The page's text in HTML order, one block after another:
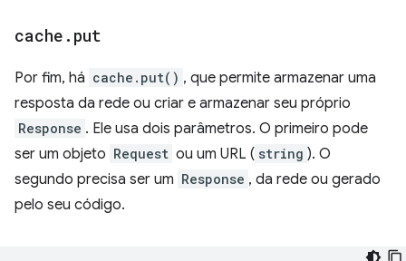
cache . put
Por fim, há cache.put() , que permite armazenar uma
resposta da rede ou criar e armazenar seu próprio
Response . Ele usa dois parâmetros. O primeiro pode
ser um objeto Request ou um URL ( string ). O
segundo precisa ser um Response , da rede ou gerado
pelo seu código.